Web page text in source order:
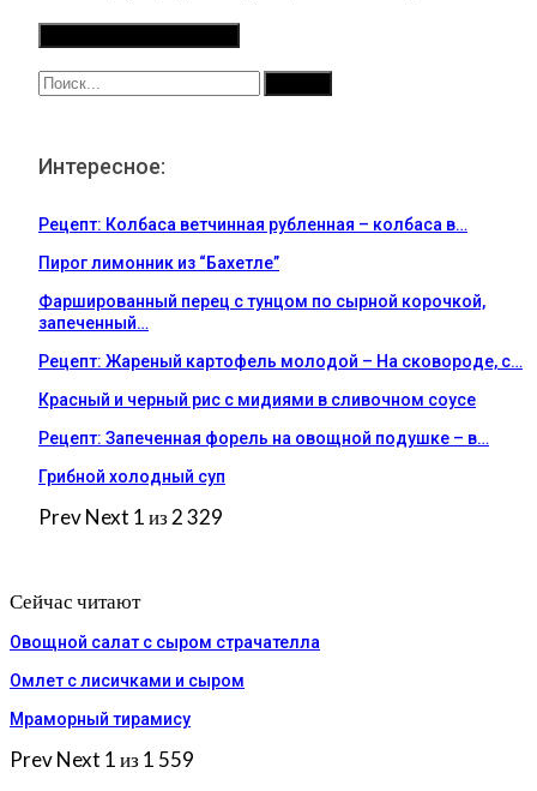
Интересное:
Рецепт: Колбаса ветчинная рубленная – колбаса в…
Пирог лимонник из “Бахетле”
Фаршированный перец с тунцом по сырной корочкой,
запеченный…
Рецепт: Жареный картофель молодой – На сковороде, с…
Красный и черный рис с мидиями в сливочном соусе
Рецепт: Запеченная форель на овощной подушке – в…
Грибной холодный суп
PrevNext 1 из 2 329
Сейчас читают
Овощной салат с сыром страчателла
Омлет с лисичками и сыром
Мраморный тирамису
PrevNext 1 из 1 559